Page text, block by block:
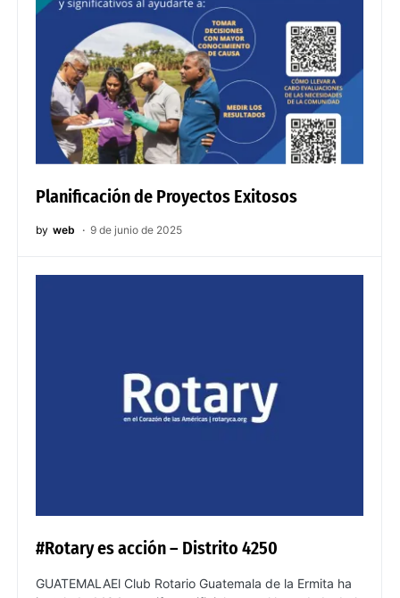
Planificación de Proyectos Exitosos
by web 9 de junio de 2025
#Rotary es acción – Distrito 4250
GUATEMALAEl Club Rotario Guatemala de la Ermita ha